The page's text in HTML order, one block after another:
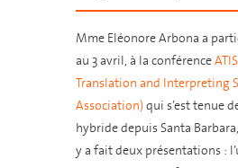
Mme Eléonore Arbona a
au 3 avril, à la conférence
Translation and Interpreting
Association)qui s’est tenue
hybride depuis Santa
y a fait deux présentations :